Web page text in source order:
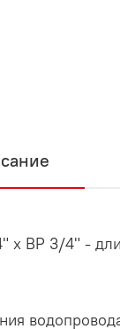
х BР 3/4" -